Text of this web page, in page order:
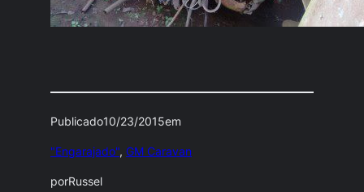
Publicado10/23/2015em
"Engarajado", GM Caravan
porRussel